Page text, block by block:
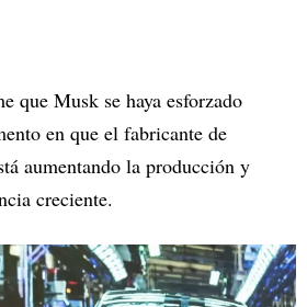
que Musk se haya esforzado
en que el fabricante de
aumentando la producción y
creciente.